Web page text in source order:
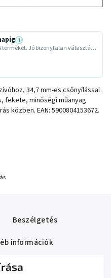
i
Több idő otthon kipróbálni a terméket. Jó bizonytalan választásnál vagy ajándéknál.
34,7 mm-es csőnyílással
fekete, minőségi műanyag
közben. EAN: 5900804153672.
Beszélgetés
információk